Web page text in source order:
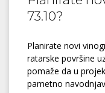
73.10?
Planirate novi
ratarske površine
pomaže da u
pametno